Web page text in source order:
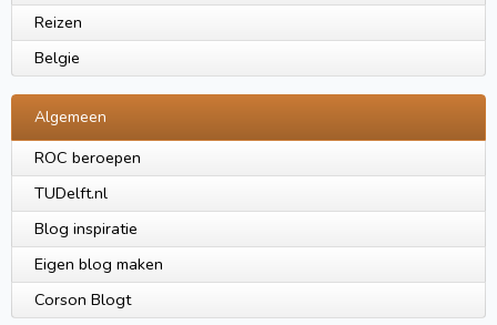
Reizen
Belgie
Algemeen
ROC beroepen
TUDelft.nl
Blog inspiratie
Eigen blog maken
Corson Blogt